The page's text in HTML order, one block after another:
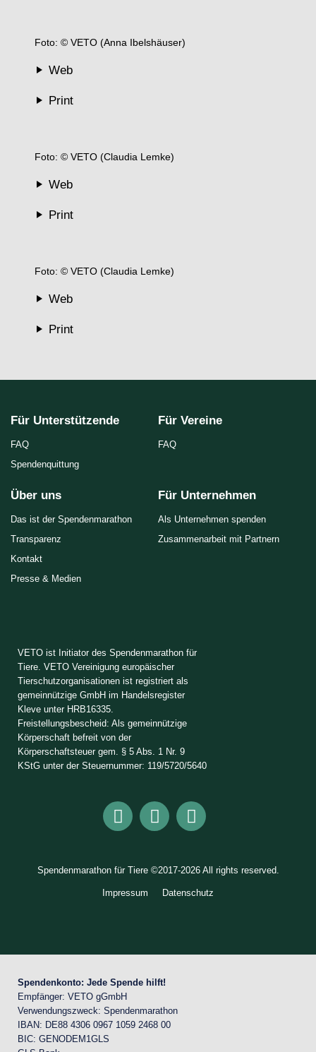
Foto: © VETO (Anna Ibelshäuser)
Web
Print
Foto: © VETO (Claudia Lemke)
Web
Print
Foto: © VETO (Claudia Lemke)
Web
Print
Für Unterstützende
FAQ
Spendenquittung
Für Vereine
FAQ
Über uns
Das ist der Spendenmarathon
Transparenz
Kontakt
Presse & Medien
Für Unternehmen
Als Unternehmen spenden
Zusammenarbeit mit Partnern
VETO ist Initiator des Spendenmarathon für
Tiere. VETO Vereinigung europäischer
Tierschutzorganisationen ist registriert als
gemeinnützige GmbH im Handelsregister
Kleve unter HRB16335.
Freistellungsbescheid: Als gemeinnützige
Körperschaft befreit von der
Körperschaftsteuer gem. § 5 Abs. 1 Nr. 9
KStG unter der Steuernummer: 119/5720/5640
Spendenmarathon für Tiere ©2017-2026 All rights reserved.
Impressum Datenschutz
Spendenkonto: Jede Spende hilft!
Empfänger: VETO gGmbH
Verwendungszweck: Spendenmarathon
IBAN: DE88 4306 0967 1059 2468 00
BIC: GENODEM1GLS